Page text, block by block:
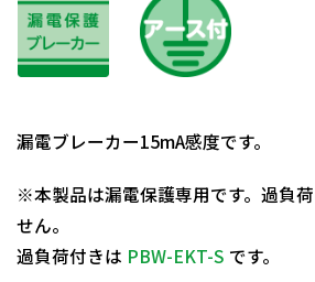
漏電ブレーカー15mA感度です。
※本製品は漏電保護専用です。過負
せん。
過負荷付きは PBW-EKT-S です。